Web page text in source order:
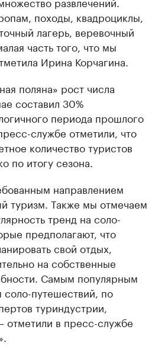
походы, квадроциклы,
лагерь, веревочный
часть того, что мы
Ирина Корчагина.
поляна» рост числа
составил 30%
периода прошлого
службе отметили, что
количество туристов
по итогу сезона.
направлением
туризм. Также мы отмечаем
тренд на соло-
предполагают, что
свой отдых,
на собственные
Самым популярным
соло-путешествий, по
туриндустрии,
отметили в пресс-службе